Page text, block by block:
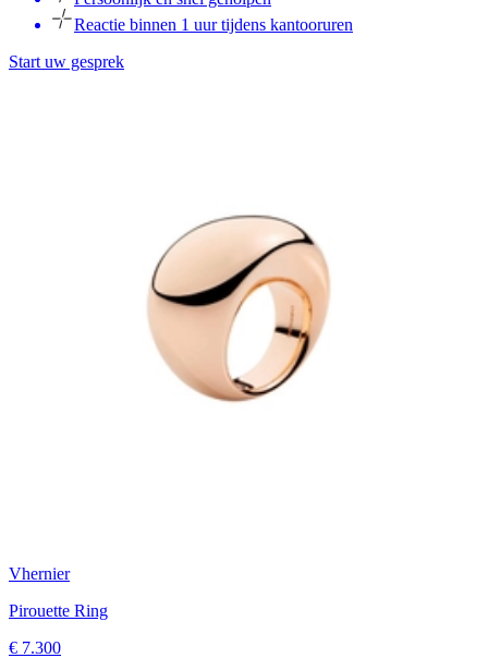
Reactie binnen 1 uur tijdens kantooruren
Start uw gesprek
Vhernier
Pirouette Ring
€ 7.300